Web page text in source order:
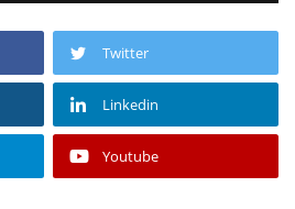
Twitter
Linkedin
Youtube